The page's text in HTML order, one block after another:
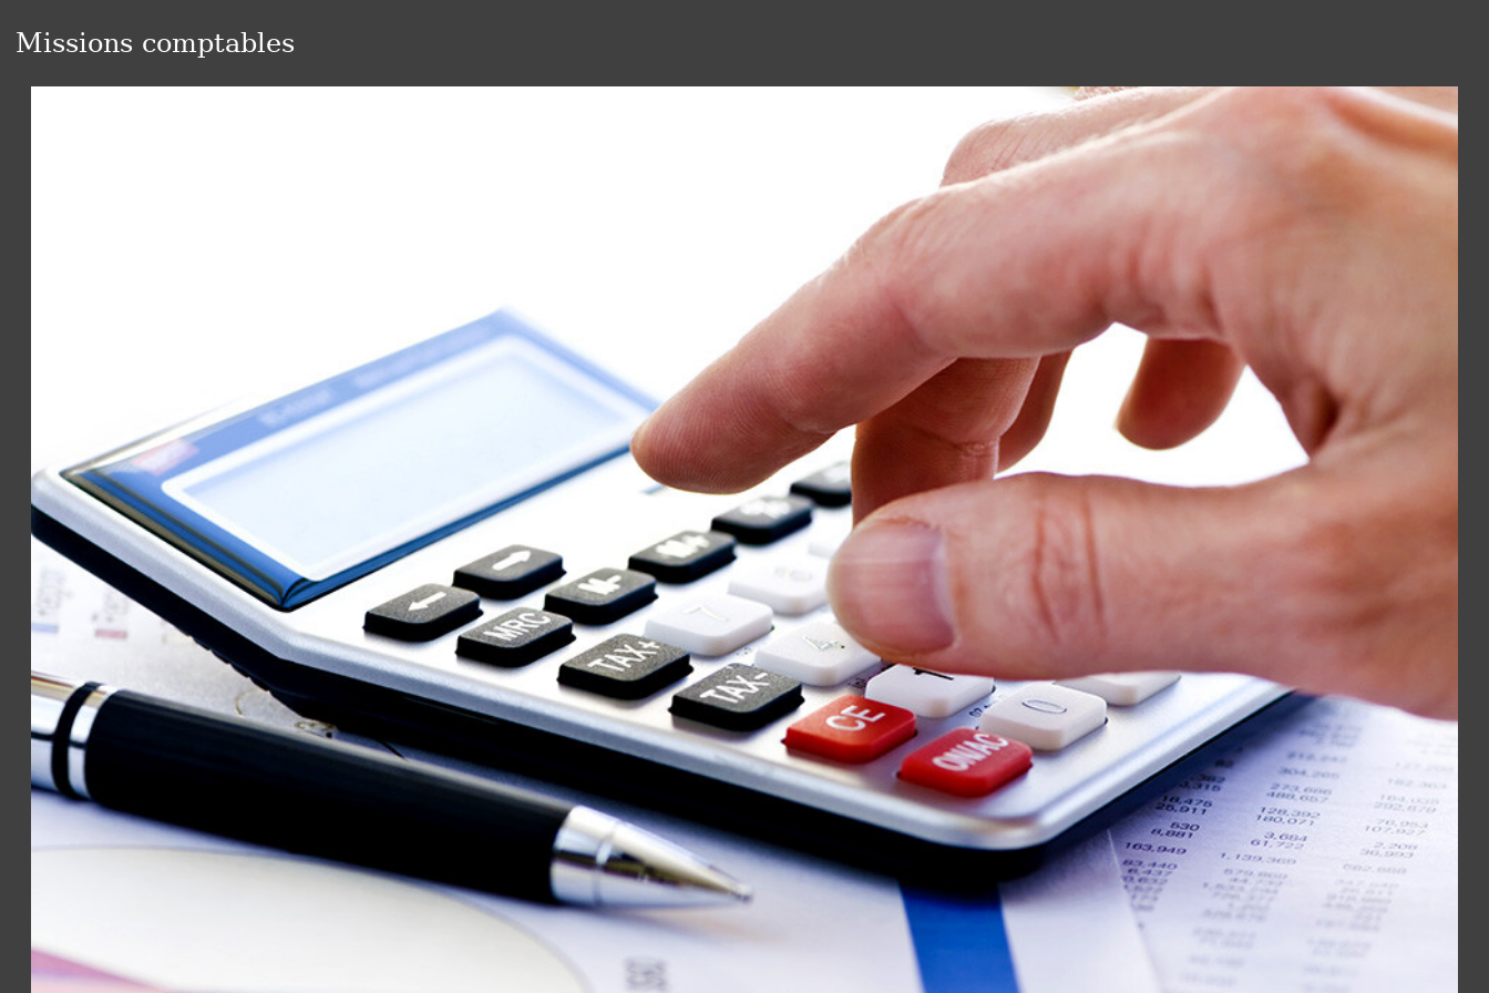
Missions comptables